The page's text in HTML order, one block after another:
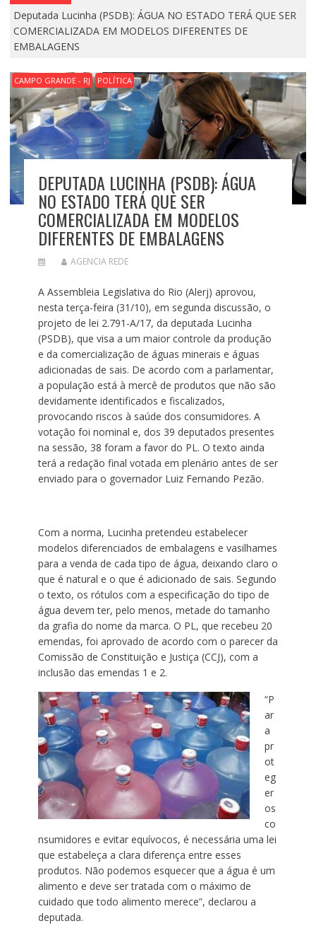
Deputada Lucinha (PSDB): ÁGUA NO ESTADO TERÁ QUE SER
COMERCIALIZADA EM MODELOS DIFERENTES DE
EMBALAGENS
CAMPO GRANDE - RJ POLÍTICA
DEPUTADA LUCINHA (PSDB): ÁGUA
NO ESTADO TERÁ QUE SER
COMERCIALIZADA EM MODELOS
DIFERENTES DE EMBALAGENS
AGENCIA REDE
A Assembleia Legislativa do Rio (Alerj) aprovou,
nesta terça-feira (31/10), em segunda discussão, o
projeto de lei 2.791-A/17, da deputada Lucinha
(PSDB), que visa a um maior controle da produção
e da comercialização de águas minerais e águas
adicionadas de sais. De acordo com a parlamentar,
a população está à mercê de produtos que não são
devidamente identificados e fiscalizados,
provocando riscos à saúde dos consumidores. A
votação foi nominal e, dos 39 deputados presentes
na sessão, 38 foram a favor do PL. O texto ainda
terá a redação final votada em plenário antes de ser
enviado para o governador Luiz Fernando Pezão.
Com a norma, Lucinha pretendeu estabelecer
modelos diferenciados de embalagens e vasilhames
para a venda de cada tipo de água, deixando claro o
que é natural e o que é adicionado de sais. Segundo
o texto, os rótulos com a especificação do tipo de
água devem ter, pelo menos, metade do tamanho
da grafia do nome da marca. O PL, que recebeu 20
emendas, foi aprovado de acordo com o parecer da
Comissão de Constituição e Justiça (CCJ), com a
inclusão das emendas 1 e 2.
“P
ar
a
pr
ot
eg
er
os
co
nsumidores e evitar equívocos, é necessária uma lei
que estabeleça a clara diferença entre esses
produtos. Não podemos esquecer que a água é um
alimento e deve ser tratada com o máximo de
cuidado que todo alimento merece”, declarou a
deputada.